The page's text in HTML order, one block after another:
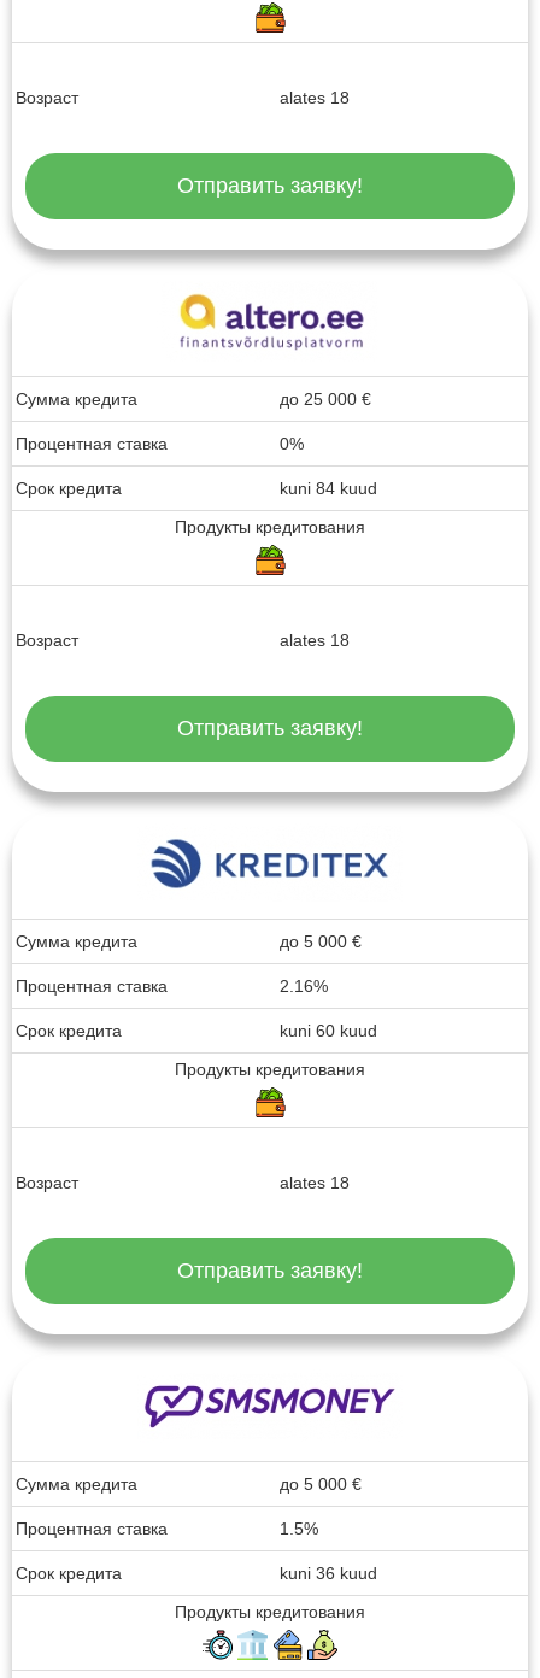
Возраст alates 18
Отправить заявку!
Сумма кредита до 25 000 €
Процентная ставка 0%
Срок кредита
kuni 84 kuud
Продукты кредитования
Возраст alates 18
Отправить заявку!
Сумма кредита до 5 000 €
Процентная ставка 2.16%
Срок кредита
kuni 60 kuud
Продукты кредитования
Возраст alates 18
Отправить заявку!
Сумма кредита до 5 000 €
Процентная ставка 1.5%
Срок кредита
kuni 36 kuud
Продукты кредитования